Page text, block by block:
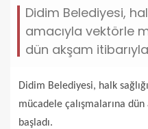
Didim Belediyesi,
amacıyla vektörle
dün akşam
Didim Belediyesi, halk
mücadele çalışmalarına
başladı.